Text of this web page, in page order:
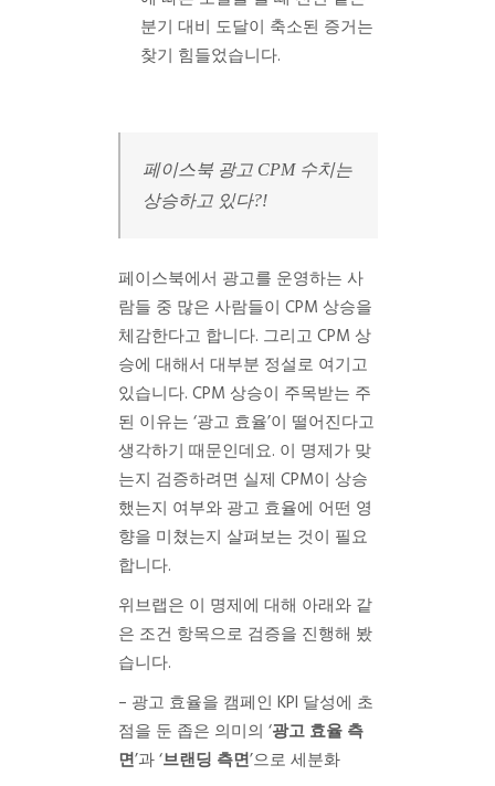
분기 대비 도달이 축소된 증거는
찾기 힘들었습니다.
페이스북 광고 CPM 수치는
상승하고 있다?!
페이스북에서 광고를 운영하는 사
람들 중 많은 사람들이 CPM 상승을
체감한다고 합니다. 그리고 CPM 상
승에 대해서 대부분 정설로 여기고
있습니다. CPM 상승이 주목받는 주
된 이유는 ‘광고 효율’이 떨어진다고
생각하기 때문인데요. 이 명제가 맞
는지 검증하려면 실제 CPM이 상승
했는지 여부와 광고 효율에 어떤 영
향을 미쳤는지 살펴보는 것이 필요
합니다.
위브랩은 이 명제에 대해 아래와 같
은 조건 항목으로 검증을 진행해 봤
습니다.
– 광고 효율을 캠페인 KPI 달성에 초
점을 둔 좁은 의미의 ‘광고 효율 측
면’과 ‘브랜딩 측면’으로 세분화